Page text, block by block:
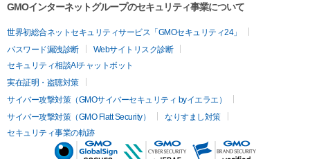
GMOインターネットグループのセキュリティ事業について
世界初総合ネットセキュリティサービス「GMOセキュリティ24」
パスワード漏洩診断
Webサイトリスク診断
セキュリティ相談AIチャットボット
実在証明・盗聴対策
サイバー攻撃対策（GMOサイバーセキュリティ byイエラエ）
サイバー攻撃対策（GMO Flatt Security）
なりすまし対策
セキュリティ事業の軌跡